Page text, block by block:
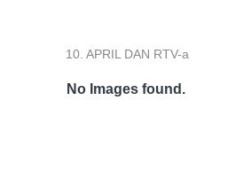
10. APRIL DAN RTV-a
No Images found.